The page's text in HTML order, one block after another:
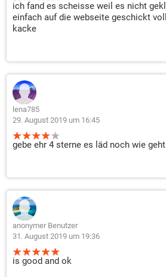
ich fand es scheisse weil es nicht
einfach auf die webseite geschickt
kacke
lena785
29. August 2019 um 16:45
gebe ehr 4 sterne es läd noch wie
anonymer Benutzer
31. August 2019 um 19:36
is good and ok